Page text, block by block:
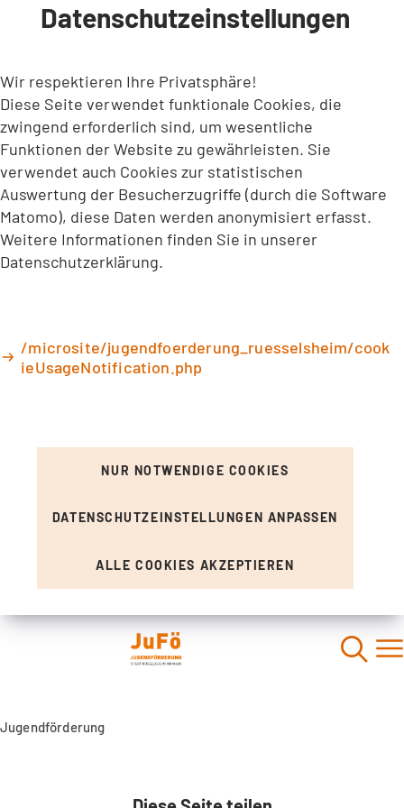
INHALT ANSPRINGEN
Datenschutzeinstellungen
Wir respektieren Ihre Privatsphäre!
Diese Seite verwendet funktionale Cookies, die
zwingend erforderlich sind, um wesentliche
Funktionen der Website zu gewährleisten. Sie
verwendet auch Cookies zur statistischen
Auswertung der Besucherzugriffe (durch die Software
Matomo), diese Daten werden anonymisiert erfasst.
Weitere Informationen finden Sie in unserer
Datenschutzerklärung.
/microsite/jugendfoerderung_ruesselsheim/cook
ieUsageNotification.php
NUR NOTWENDIGE COOKIES
DATENSCHUTZEINSTELLUNGEN ANPASSEN
ALLE COOKIES AKZEPTIEREN
Jugendförderung